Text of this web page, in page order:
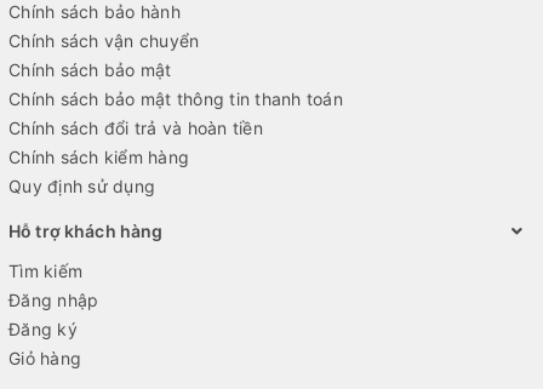
Chính sách bảo hành
Chính sách vận chuyển
Chính sách bảo mật
Chính sách bảo mật thông tin thanh toán
Chính sách đổi trả và hoàn tiền
Chính sách kiểm hàng
Quy định sử dụng
Hỗ trợ khách hàng
Tìm kiếm
Đăng nhập
Đăng ký
Giỏ hàng